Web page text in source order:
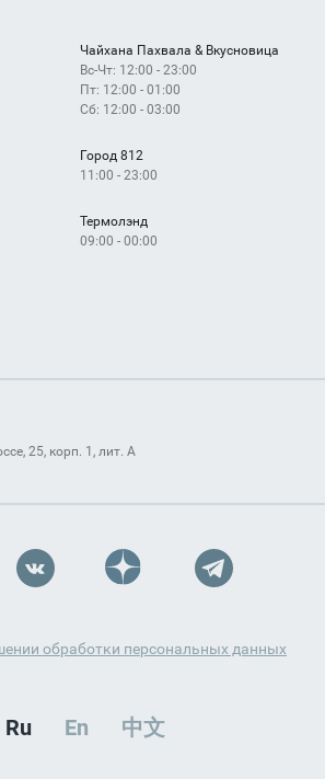
Чайхана Пахвала & Вкусновица
Вс-Чт: 12:00 - 23:00
Пт: 12:00 - 01:00
Сб: 12:00 - 03:00
Город 812
11:00 - 23:00
Термолэнд
09:00 - 00:00
25, корп. 1, лит. А
обработки персональных данных
Ru En 中文